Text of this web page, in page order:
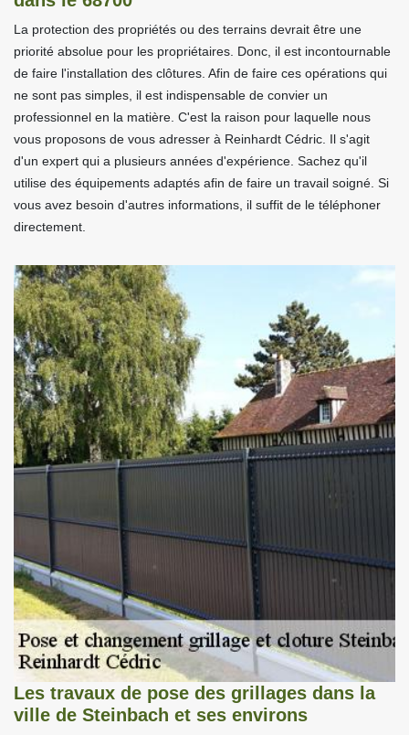
La protection des propriétés ou des terrains devrait être une
priorité absolue pour les propriétaires. Donc, il est incontournable
de faire l'installation des clôtures. Afin de faire ces opérations qui
ne sont pas simples, il est indispensable de convier un
professionnel en la matière. C'est la raison pour laquelle nous
vous proposons de vous adresser à Reinhardt Cédric. Il s'agit
d'un expert qui a plusieurs années d'expérience. Sachez qu'il
utilise des équipements adaptés afin de faire un travail soigné. Si
vous avez besoin d'autres informations, il suffit de le téléphoner
directement.
Les travaux de pose des grillages dans la
ville de Steinbach et ses environs